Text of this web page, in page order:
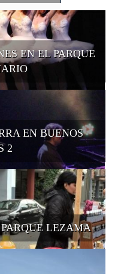
EN EL PARQUE
EN BUENOS
2
LEZAMA